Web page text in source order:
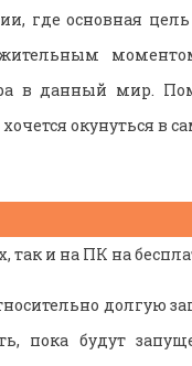
где основная
в данный мир.
окунуться в
и на ПК на
долгую
пока будут